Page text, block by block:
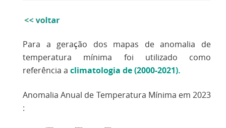
Para a geração dos mapas de anomalia de
temperatura mínima foi utilizado como
referência a climatologia de (2000-2021).
Anomalia Anual de Temperatura Mínima em 2023
: